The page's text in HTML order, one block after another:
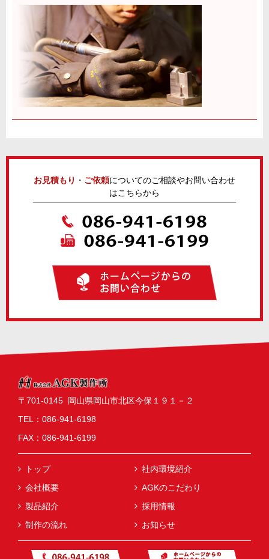
お見積もり ・ ご依頼についてのご相談やお問い合わせ
はこちらから
〒701-0145 岡山県岡山市北区今保１９１－２
TEL： 086‐941‐6198
FAX：086‐941‐6199
トップ
会社概要
製品紹介
制作の流れ
社内環境紹介
AGKのこだわり
採用情報
お知らせ